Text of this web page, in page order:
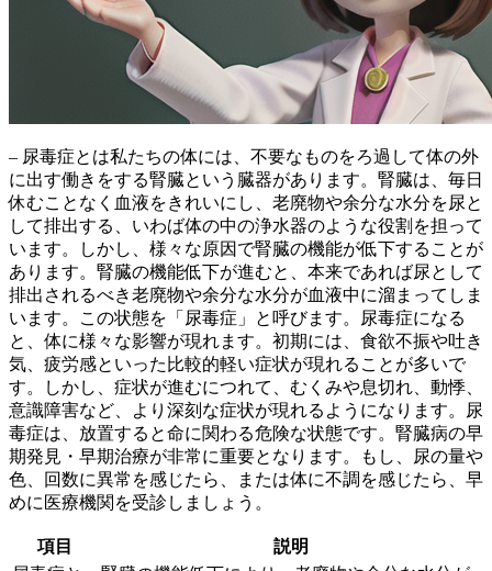
– 尿毒症とは私たちの体には、不要なものをろ過して体の外
に出す働きをする腎臓という臓器があります。腎臓は、毎日
休むことなく血液をきれいにし、老廃物や余分な水分を尿と
して排出する、いわば体の中の浄水器のような役割を担って
います。
しかし、様々な原因で腎臓の機能が低下することが
あります。腎臓の機能低下が進むと、本来であれば尿として
排出されるべき老廃物や余分な水分が血液中に溜まってしま
います。この状態を「尿毒症」と呼びます。
尿毒症になる
と、体に様々な影響が現れます。初期には、食欲不振や吐き
気、疲労感といった比較的軽い症状が現れることが多いで
す。しかし、症状が進むにつれて、むくみや息切れ、動悸、
意識障害など、より深刻な症状が現れるようになります。
尿
毒症は、放置すると命に関わる危険な状態です。腎臓病の早
期発見・早期治療が非常に重要となります。
もし、尿の量や
色、回数に異常を感じたら、または体に不調を感じたら、早
めに医療機関を受診しましょう。
項目
説明